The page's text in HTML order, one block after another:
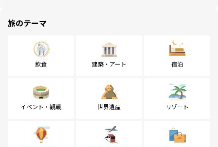
旅のテーマ
飲食 建築・アート 宿泊
イベント・観戦 世界遺産 リゾート